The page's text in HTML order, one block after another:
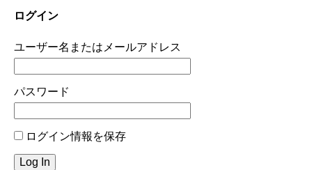
ログイン
ユーザー名またはメールアドレス
パスワード
ログイン情報を保存